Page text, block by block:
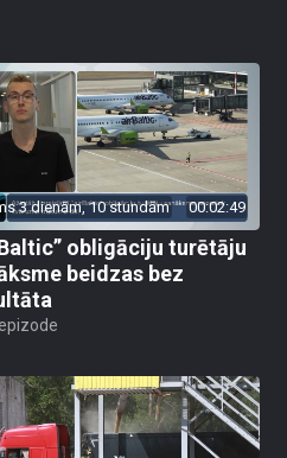
3 dienām, 10 stundām 00:02:49
obligāciju turētāju
beidzas bez